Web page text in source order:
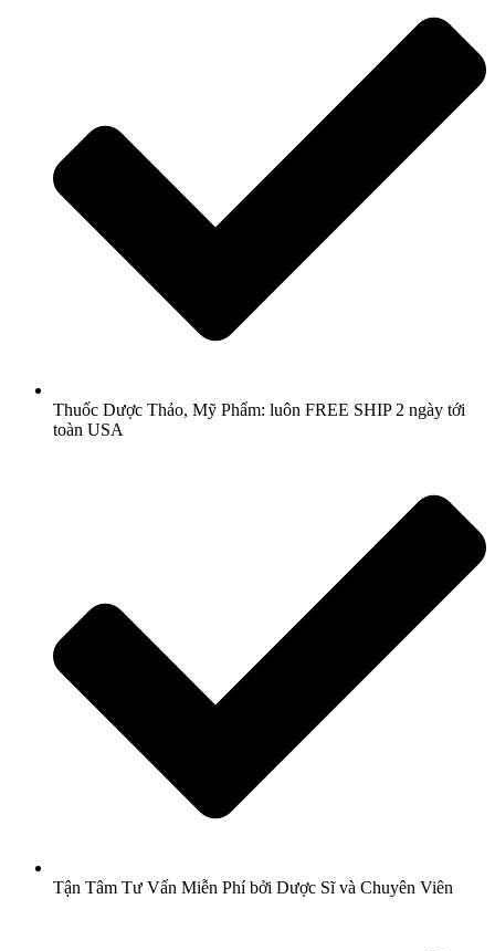
Thuốc Dược Thảo, Mỹ Phẩm: luôn FREE SHIP 2 ngày tới
toàn USA
Tận Tâm Tư Vấn Miễn Phí bởi Dược Sĩ và Chuyên Viên